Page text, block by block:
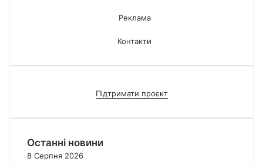
Реклама
Контакти
Підтримати проєкт
Останні новини
8 Серпня 2026